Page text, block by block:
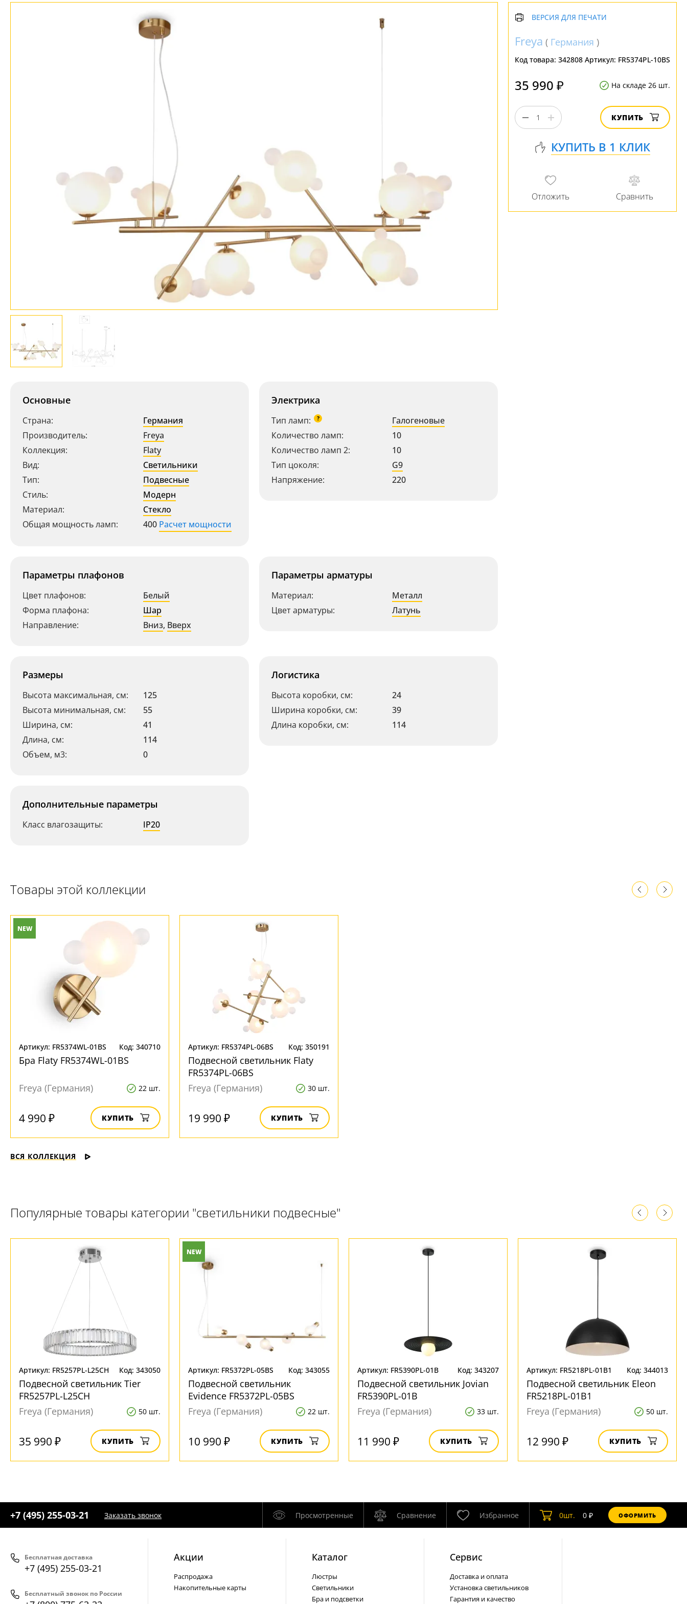
Бренды
Ваш регион: Москва
+7 (800) 775-63-32
+7 (495) 255-03-21- бесплатная доставка
Основные
Страна:
Германия
Производитель:
Freya
Коллекция:
Flaty
Вид:
Светильники
Тип:
Подвесные
Стиль:
Модерн
Материал:
Стекло
Общая мощность ламп:
400 Расчет мощности
Электрика
Тип ламп: ?
Галогеновые
Количество ламп:
10
Количество ламп 2:
10
Тип цоколя:
G9
Напряжение:
220
Параметры плафонов
Цвет плафонов:
Белый
Форма плафона:
Шар
Направление:
Вниз, Вверх
Параметры арматуры
Материал:
Металл
Цвет арматуры:
Латунь
Размеры
Высота максимальная, см:
125
Высота минимальная, см:
55
Ширина, см:
41
Длина, см:
114
Объем, м3:
0
Логистика
Высота коробки, см:
24
Ширина коробки, см:
39
Длина коробки, см:
114
Дополнительные параметры
Класс влагозащиты: IP20
ВЕРСИЯ ДЛЯ ПЕЧАТИ
Freya ( Германия )
Код товара: 342808 Артикул: FR5374PL-10BS
35 990 ₽ На складе 26 шт.
КУПИТЬ
Товары этой коллекции
NEW
Артикул: FR5374WL-01BS Код: 340710
Бра Flaty FR5374WL-01BS
Freya (Германия) 22 шт.
4 990 ₽ КУПИТЬ
Артикул: FR5374PL-06BS Код: 350191
Подвесной светильник Flaty
FR5374PL-06BS
Freya (Германия)
30 шт.
19 990 ₽ КУПИТЬ
ВСЯ КОЛЛЕКЦИЯ
Популярные товары категории "светильники подвесные"
Артикул: FR5257PL-L25CH Код: 343050
Подвесной светильник Tier
FR5257PL-L25CH
Freya (Германия)
50 шт.
35 990 ₽ КУПИТЬ
NEW
Артикул: FR5372PL-05BS Код: 343055
Подвесной светильник
Evidence FR5372PL-05BS
Freya (Германия)
22 шт.
10 990 ₽ КУПИТЬ
Артикул: FR5390PL-01B Код: 343207
Подвесной светильник Jovian
FR5390PL-01B
Freya (Германия)
33 шт.
11 990 ₽ КУПИТЬ
Артикул: FR5218PL-01B1 Код: 344013
Подвесной светильник Eleon
FR5218PL-01B1
Freya (Германия)
50 шт.
12 990 ₽ КУПИТЬ
+7 (495) 255-03-21 Заказать звонок Просмотренные Сравнение Избранное 0шт. 0₽ ОФОРМИТЬ
Бесплатная доставка
+7 (495) 255-03-21
Бесплатный звонок по России
Акции
Распродажа
Накопительные карты
Каталог
Люстры
Светильники
Бра и подсветки
Сервис
Доставка и оплата
Установка светильников
Гарантия и качество